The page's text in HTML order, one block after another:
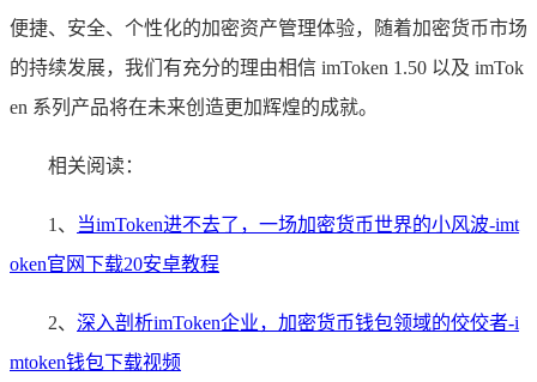
便捷、安全、个性化的加密资产管理体验，随着加密货币市场
的持续发展，我们有充分的理由相信 imToken 1.50 以及 imTok
en 系列产品将在未来创造更加辉煌的成就。
相关阅读：
1、
当imToken进不去了，一场加密货币世界的小风波-imt
oken官网下载20安卓教程
2、 深入剖析imToken企业，加密货币钱包领域的佼佼者-i
mtoken钱包下载视频